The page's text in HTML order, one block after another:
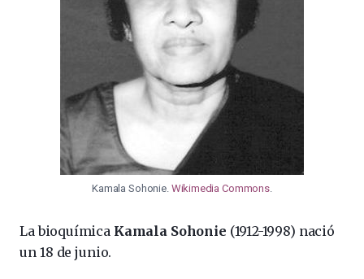
Kamala Sohonie. Wikimedia Commons.
La bioquímicaKamala Sohonie (1912-1998) nació
un 18 de junio.